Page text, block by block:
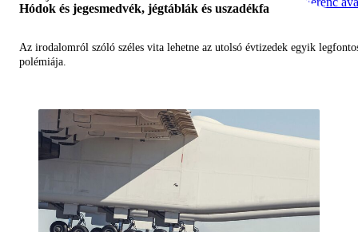
Hódok és jegesmedvék, jégtáblák és uszadékfa
Az irodalomról szóló széles vita lehetne az utolsó évtizedek egyik
polémiája.